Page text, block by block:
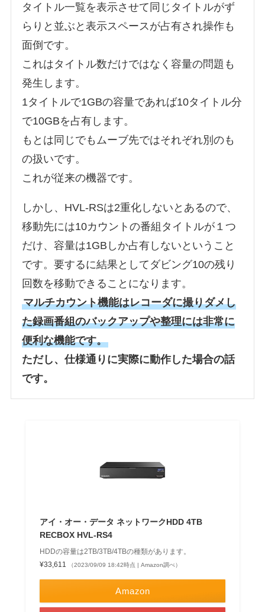
タイトル一覧を表示させて同じタイトルがず
らりと並ぶと表示スペースが占有され操作も
面倒です。
これはタイトル数だけではなく容量の問題も
発生します。
1タイトルで1GBの容量であれば10タイトル分
で10GBを占有します。
もとは同じでもムーブ先ではそれぞれ別のも
の扱いです。
これが従来の機器です。
しかし、HVL-RSは2重化しないとあるので、
移動先には10カウントの番組タイトルが１つ
だけ、容量は1GBしか占有しないということ
です。要するに結果としてダビング10の残り
回数を移動できることになります。
マルチカウント機能はレコーダに撮りダメし
た録画番組のバックアップや整理には非常に
便利な機能です。
ただし、仕様通りに実際に動作した場合の話
です。
アイ・オー・データ ネットワークHDD 4TB
RECBOX HVL-RS4
HDDの容量は2TB/3TB/4TBの種類があります。
¥33,611
（2023/09/09 18:42時点 | Amazon調べ）
Amazon